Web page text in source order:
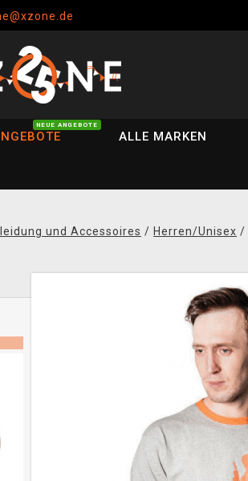
NEUE ANGEBOTE
ALLE MARKEN
und Accessoires / Herren/Unisex /